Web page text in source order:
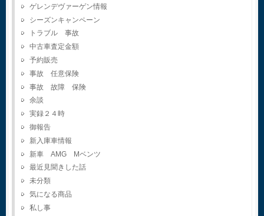
ゲレンデヴァーゲン情報
シーズンキャンペーン
トラブル 事故
中古車査定金額
予約販売
事故 任意保険
事故 故障 保険
余談
実録２４時
御報告
新入庫車情報
新車 AMG Mベンツ
最近見聞きした話
未分類
気になる商品
私し事